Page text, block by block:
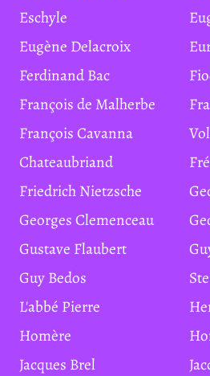
Eschyle
Eugène Delacroix
Ferdinand Bac
François de Malherbe
François Cavanna
Chateaubriand
Friedrich Nietzsche
Georges Clemenceau
Gustave Flaubert
Guy Bedos
L'abbé Pierre
Homère
Jacques Brel